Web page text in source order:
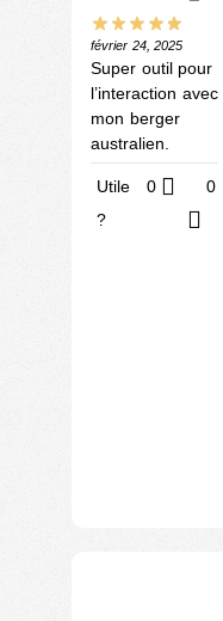
février 24, 2025
Super outil pour
l’interaction avec
mon berger
australien.
Utile
?
0 0